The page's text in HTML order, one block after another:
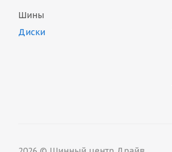
Шины
Диски